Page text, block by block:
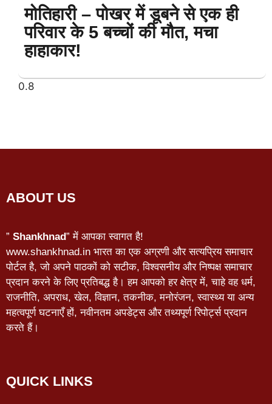
मोतिहारी – पोखर में डूबने से एक ही
परिवार के 5 बच्चों की मौत, मचा
हाहाकार!
ABOUT US
” Shankhnad” में आपका स्वागत है!
www.shankhnad.in भारत का एक अग्रणी और सत्यप्रिय समाचार
पोर्टल है, जो अपने पाठकों को सटीक, विश्वसनीय और निष्पक्ष समाचार
प्रदान करने के लिए प्रतिबद्ध है। हम आपको हर क्षेत्र में, चाहे वह धर्म,
राजनीति, अपराध, खेल, विज्ञान, तकनीक, मनोरंजन, स्वास्थ्य या अन्य
महत्वपूर्ण घटनाएँ हों, नवीनतम अपडेट्स और तथ्यपूर्ण रिपोर्ट्स प्रदान
करते हैं।
QUICK LINKS